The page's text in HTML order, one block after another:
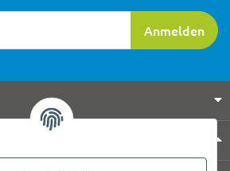
Anmelden